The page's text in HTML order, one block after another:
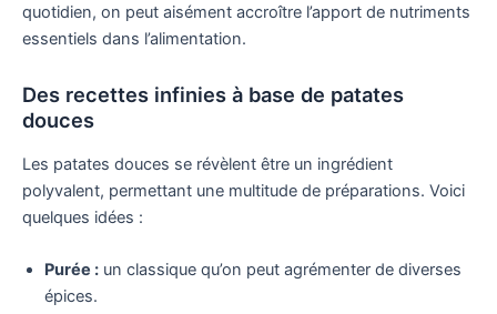
quotidien, on peut aisément accroître l’apport de nutriments
essentiels dans l’alimentation.
Des recettes infinies à base de patates
douces
Les patates douces se révèlent être un ingrédient
polyvalent, permettant une multitude de préparations. Voici
quelques idées :
Purée : un classique qu’on peut agrémenter de diverses
épices.